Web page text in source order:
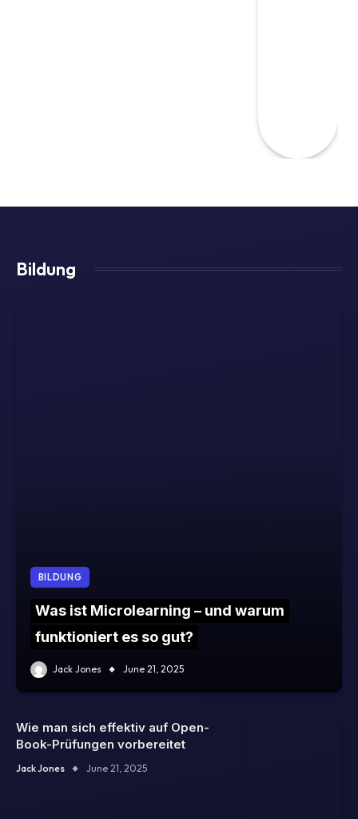
Bildung
BILDUNG
Was ist Microlearning – und warum
funktioniert es so gut?
Jack Jones June 21, 2025
Wie man sich effektiv auf Open-
Book-Prüfungen vorbereitet
Jack Jones June 21, 2025